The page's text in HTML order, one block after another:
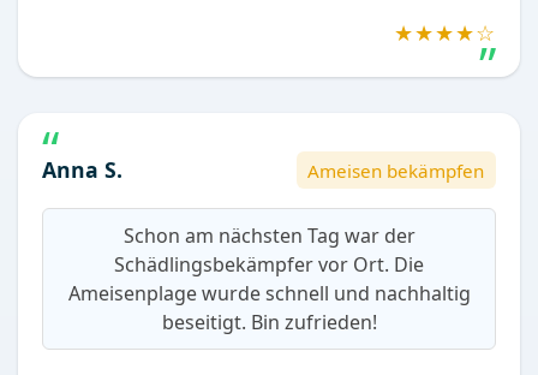
★★★★☆
Anna S. Ameisen bekämpfen
Schon am nächsten Tag war der
Schädlingsbekämpfer vor Ort. Die
Ameisenplage wurde schnell und nachhaltig
beseitigt. Bin zufrieden!